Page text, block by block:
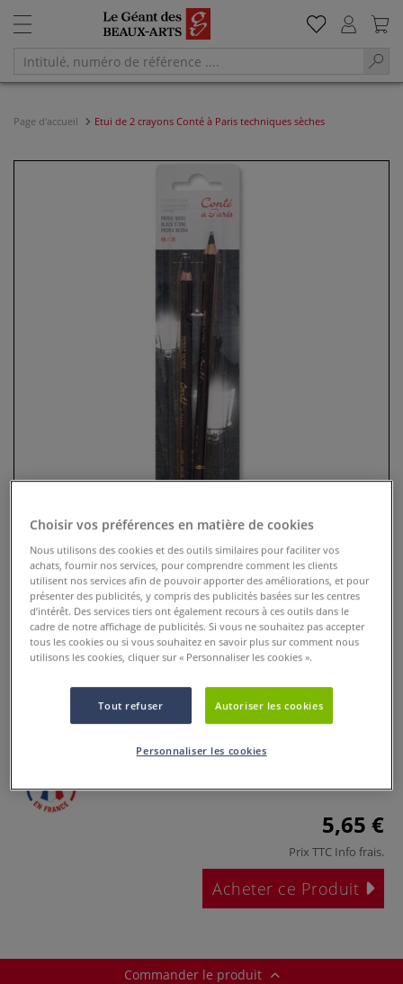
Page d'accueil Etui de 2 crayons Conté à Paris techniques sèches
Etui de 2 crayons Conté à Paris
techniques sèches
Cet étui de 2 crayons techniques sèches est parfaits pour
vos esquisses et dessins.
Plus
5,65 €
Prix TTC Info frais.
Acheter ce Produit
Commander le produit
Choisir vos préférences en matière de cookies
Nous utilisons des cookies et des outils similaires pour faciliter vos
achats, fournir nos services, pour comprendre comment les clients
utilisent nos services afin de pouvoir apporter des améliorations, et pour
présenter des publicités, y compris des publicités basées sur les centres
d’intérêt. Des services tiers ont également recours à ces outils dans le
cadre de notre affichage de publicités. Si vous ne souhaitez pas accepter
tous les cookies ou si vous souhaitez en savoir plus sur comment nous
utilisons les cookies, cliquer sur « Personnaliser les cookies ».
Tout refuser Autoriser les cookies
Personnaliser les cookies